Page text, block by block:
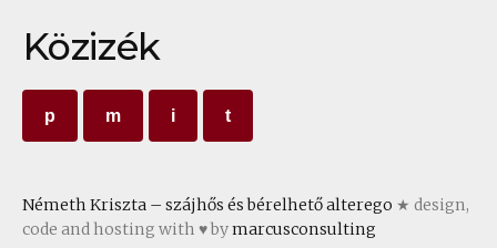
Közizék
p m i t
Németh Kriszta – szájhős és bérelhető alterego ★ design,
code and hosting with ♥ bymarcusconsulting